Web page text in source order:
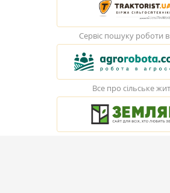
Сервіс пошуку роботи
Все про сільське